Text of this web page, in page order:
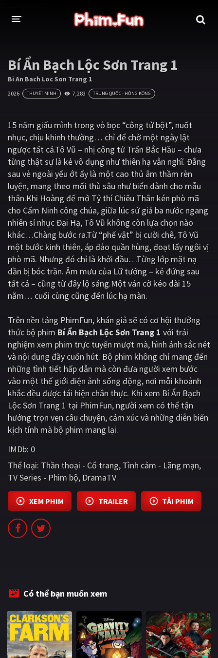
THỂ LOẠI
Thần thoại - Cổ trang
Tâm lý Chiến tranh
Kinh dị Tội phạm - Hình sự
Phiêu lưu Hài hước
Viễn tưởng Khoa học - Tài liệu
Hoạt hình Thể thao
Tình cảm - Lãng mạn Kỳ ảo
Giật gân Gia đình
Bí ẩn Lịch sử
Viễn Tây Tiểu sử
GameShow DramaTV
QUỐC GIA
Âu - Mỹ Trung Quốc - Hồng Kông
Hàn Quốc Nhật Bản
Ấn Độ Việt Nam
Tổng hợp
CẬP NHẬT
PHIM MỚI
PHIM BỘ
PHIM LẺ
PHIM CHIẾU RẠP
TUYỂN TẬP PHIM
Bí Ẩn Bạch Lộc Sơn Trang 1
Bi An Bach Loc Son Trang 1
2026 THUYẾT MINH 7,283 TRUNG QUỐC - HỒNG KÔNG
15 năm giấu mình trong vỏ bọc “công tử bột”, nuốt
nhục, chịu khinh thường… chỉ để chờ một ngày lật
ngược tất cả.Tô Vũ – nhị công tử Trấn Bắc Hầu – chưa
từng thật sự là kẻ vô dụng như thiên hạ vẫn nghĩ. Đằng
sau vẻ ngoài yếu ớt ấy là một cao thủ âm thầm rèn
luyện, mang theo mối thù sâu như biển dành cho mẫu
thân.Khi Hoàng đế mở Tỷ thí Chiêu Thân kén phò mã
cho Cẩm Ninh công chúa, giữa lúc sứ giả ba nước ngang
nhiên sỉ nhục Đại Hạ, Tô Vũ không còn lựa chọn nào
khác…Chàng bước ra.Từ “phế vật” bị cười chê, Tô Vũ
một bước kinh thiên, áp đảo quần hùng, đoạt lấy ngôi vị
phò mã. Nhưng đó chỉ là khởi đầu…Từng lớp mặt nạ
dần bị bóc trần. Âm mưu của Lữ tướng – kẻ đứng sau
tất cả – cũng từ đây lộ sáng.Một ván cờ kéo dài 15
năm… cuối cùng cũng đến lúc hạ màn.
Trên nền tảng PhimFun, khán giả sẽ có cơ hội thưởng
thức bộ phim Bí Ẩn Bạch Lộc Sơn Trang 1 với trải
nghiệm xem phim trực tuyến mượt mà, hình ảnh sắc nét
và nội dung đầy cuốn hút. Bộ phim không chỉ mang đến
những tình tiết hấp dẫn mà còn đưa người xem bước
vào một thế giới điện ảnh sống động, nơi mỗi khoảnh
khắc đều được tái hiện chân thực. Khi xem Bí Ẩn Bạch
Lộc Sơn Trang 1 tại PhimFun, người xem có thể tận
hưởng trọn vẹn câu chuyện, cảm xúc và những diễn biến
kịch tính mà bộ phim mang lại.
IMDb: 0
Thể loại: Thần thoại - Cổ trang Tình cảm - Lãng mạn
TV Series - Phim bộ DramaTV
XEM PHIM TRAILER TẢI PHIM
Có thể bạn muốn xem